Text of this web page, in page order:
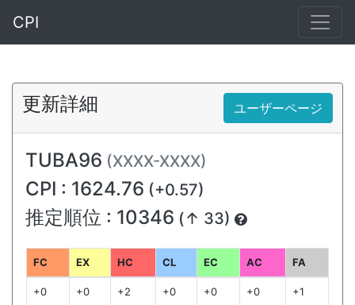
CPI
更新詳細 ユーザーページ
TUBA96 (XXXX-XXXX)
CPI : 1624.76 (+0.57)
推定順位 : 10346 (↑ 33)
FC EX HC CL EC AC FA
+0 +0 +2 +0 +0 +0 +1